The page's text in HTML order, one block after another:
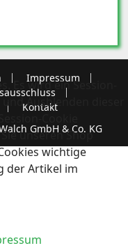
Impressum
Kontakt
GmbH & Co. KG
Es wird ein Session-
Ausblenden dieser
Cookie
unseren Shop
wichtige
der Artikel im